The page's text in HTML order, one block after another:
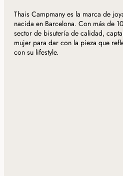
Thais Campmany es la marca de
nacida en Barcelona. Con más de
sector de bisutería de calidad,
mujer para dar con la pieza que
con su lifestyle.